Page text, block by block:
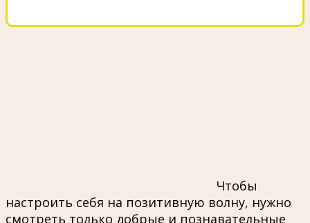
Чтобы
настроить себя на позитивную волну, нужно
смотреть только добрые и познавательные